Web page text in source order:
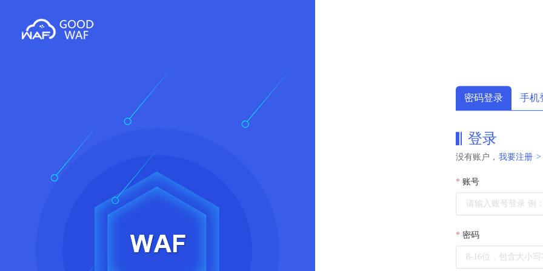
密码登录 手机
登录
没有账户， 我要注册 >
账号
密码